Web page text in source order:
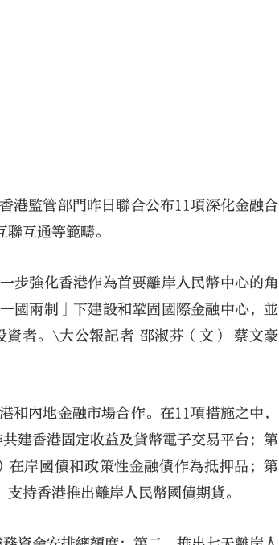
港監管部門昨日聯合公布11項深化金融合
互通等範疇。
步強化香港作為首要離岸人民幣中心的角
國兩制」下建設和鞏固國際金融中心，並
資者。\大公報記者 邵淑芬（文） 蔡文豪
內地金融市場合作。在11項措施之中，
建香港固定收益及貨幣電子交易平台；第
岸國債和政策性金融債作為抵押品；第
持香港推出離岸人民幣國債期貨。